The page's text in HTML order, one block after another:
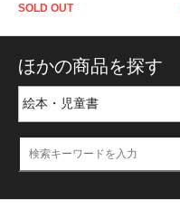
SOLD OUT
ほかの商品を探す